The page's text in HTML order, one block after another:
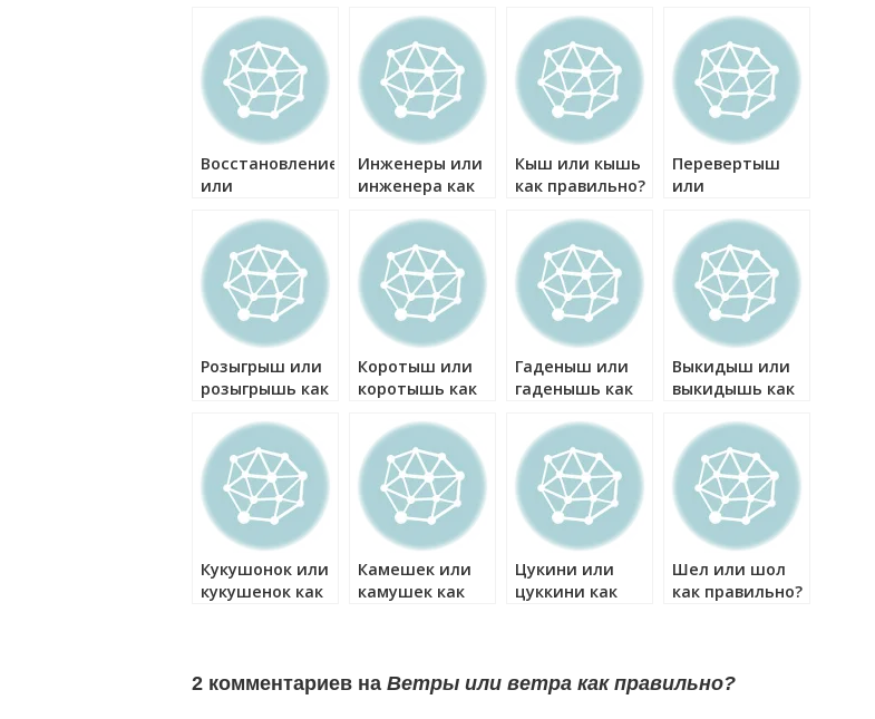
Восстановление
или
как правильно?
Инженеры или
инженера как
Кыш или кышь
как правильно?
Перевертыш
или
как правильно?
Розыгрыш или
розыгрышь как
Коротыш или
коротышь как
Гаденыш или
гаденышь как
Выкидыш или
выкидышь как
Кукушонок или
кукушенок как
Камешек или
камушек как
Цукини или
цуккини как
Шел или шол
как правильно?
2 комментариев на Ветры или ветра как правильно?